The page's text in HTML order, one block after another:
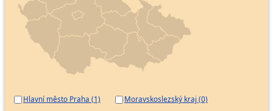
Hlavní město Praha (1)
Moravskoslezský kraj (0)